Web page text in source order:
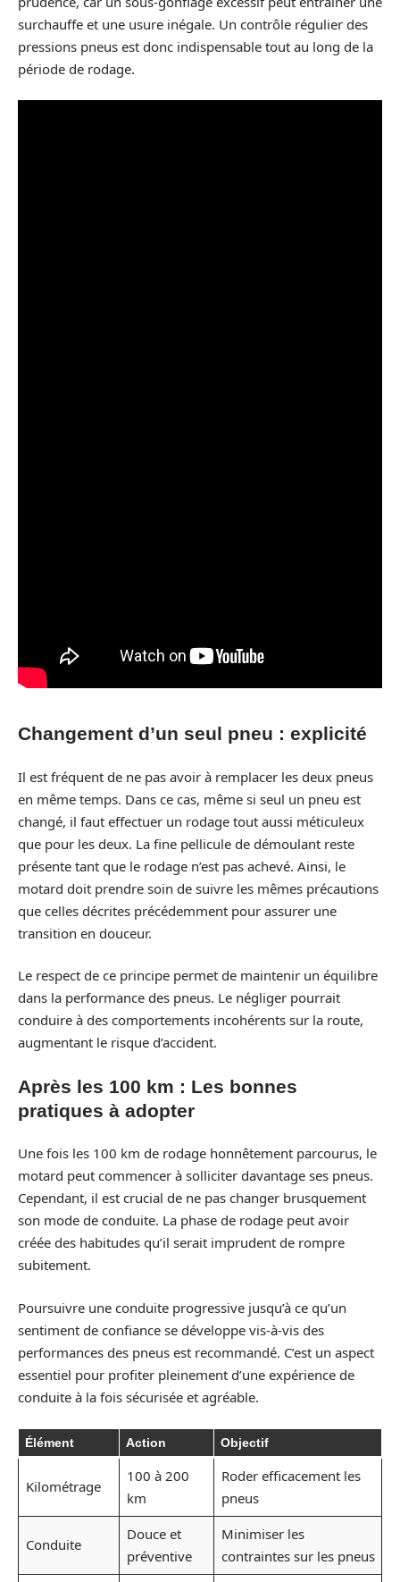
surchauffe et une usure inégale. Un contrôle régulier des
pressions pneus est donc indispensable tout au long de la
période de rodage.
Changement d’un seul pneu : explicité
Il est fréquent de ne pas avoir à remplacer les deux pneus
en même temps. Dans ce cas, même si seul un pneu est
changé, il faut effectuer un rodage tout aussi méticuleux
que pour les deux. La fine pellicule de démoulant reste
présente tant que le rodage n’est pas achevé. Ainsi, le
motard doit prendre soin de suivre les mêmes précautions
que celles décrites précédemment pour assurer une
transition en douceur.
Le respect de ce principe permet de maintenir un équilibre
dans la performance des pneus. Le négliger pourrait
conduire à des comportements incohérents sur la route,
augmentant le risque d’accident.
Après les 100 km : Les bonnes
pratiques à adopter
Une fois les 100 km de rodage honnêtement parcourus, le
motard peut commencer à solliciter davantage ses pneus.
Cependant, il est crucial de ne pas changer brusquement
son mode de conduite. La phase de rodage peut avoir
créée des habitudes qu’il serait imprudent de rompre
subitement.
Poursuivre une conduite progressive jusqu’à ce qu’un
sentiment de confiance se développe vis-à-vis des
performances des pneus est recommandé. C’est un aspect
essentiel pour profiter pleinement d’une expérience de
conduite à la fois sécurisée et agréable.
Élément Action Objectif
Kilométrage
100 à 200
km
Roder efficacement les
pneus
Conduite
Douce et
préventive
Minimiser les
contraintes sur les pneus